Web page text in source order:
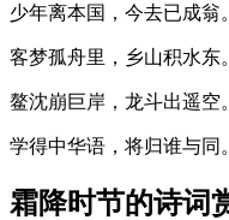
少年离本国，今去已成翁。
客梦孤舟里，乡山积水东。
鳌沈崩巨岸，龙斗出遥空。
学得中华语，将归谁与同。
霜降时节的诗词